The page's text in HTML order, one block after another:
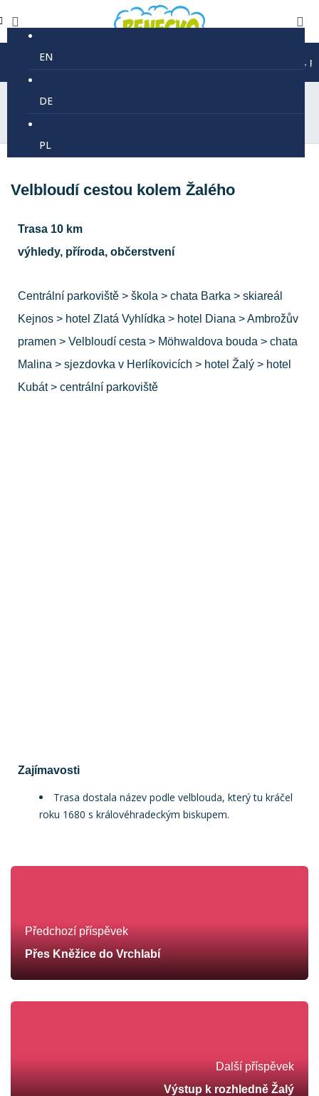
Prázdninový provoz lanovky Kejnos je 9-16 každé úterý,
EN
DE
PL
Velbloudí cestou kolem Žalého
Trasa 10 km
výhledy, příroda, občerstvení
Centrální parkoviště > škola > chata Barka > skiareál
Kejnos > hotel Zlatá Vyhlídka > hotel Diana > Ambrožův
pramen > Velbloudí cesta > Möhwaldova bouda > chata
Malina > sjezdovka v Herlíkovicích > hotel Žalý > hotel
Kubát > centrální parkoviště
Zajímavosti
Trasa dostala název podle velblouda, který tu kráčel
roku 1680 s královéhradeckým biskupem.
Předchozí příspěvek
Přes Kněžice do Vrchlabí
Další příspěvek
Výstup k rozhledně Žalý